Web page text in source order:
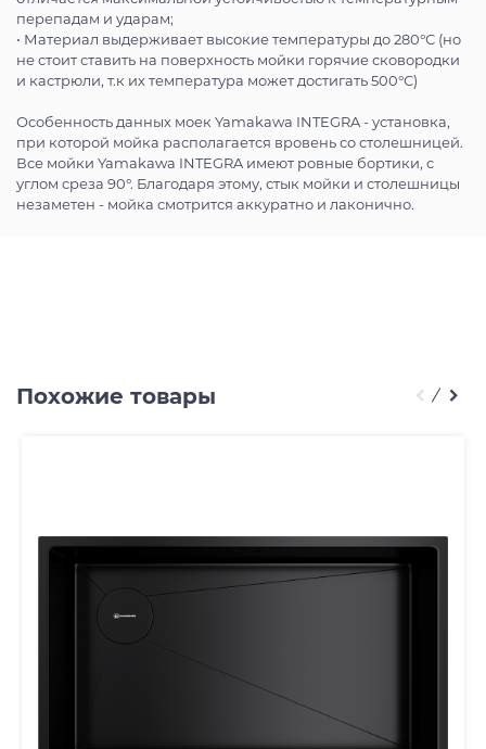
перепадам и ударам;
• Материал выдерживает высокие температуры до 280°С (но
не стоит ставить на поверхность мойки горячие сковородки
и кастрюли, т.к их температура может достигать 500°С)
Особенность данных моек Yamakawa INTEGRA - установка,
при которой мойка располагается вровень со столешницей.
Все мойки Yamakawa INTEGRA имеют ровные бортики, с
углом среза 90°. Благодаря этому, стык мойки и столешницы
незаметен - мойка смотрится аккуратно и лаконично.
Похожие товары